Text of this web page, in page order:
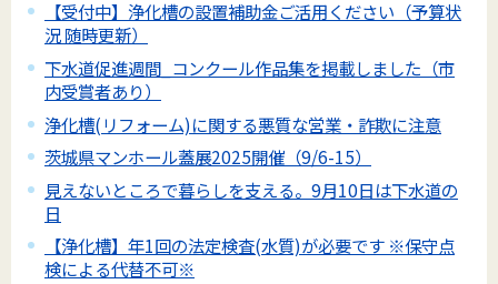
【受付中】浄化槽の設置補助金ご活用ください（予算状
況 随時更新）
下水道促進週間_コンクール作品集を掲載しました（市
内受賞者あり）
浄化槽(リフォーム)に関する悪質な営業・詐欺に注意
茨城県マンホール蓋展2025開催（9/6-15）
見えないところで暮らしを支える。9月10日は下水道の
日
【浄化槽】年1回の法定検査(水質)が必要です ※保守点
検による代替不可※